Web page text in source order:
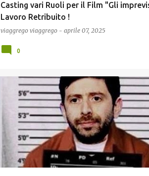
Casting vari Ruoli per il Film "Gli
Lavoro Retribuito !
viaggrego viaggrego - aprile 07, 2025
0
COMUNICAZIONE COVID19 ECONOMIA